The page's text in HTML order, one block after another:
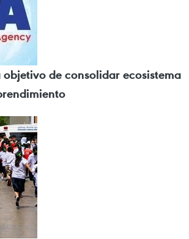
de consolidar ecosistema